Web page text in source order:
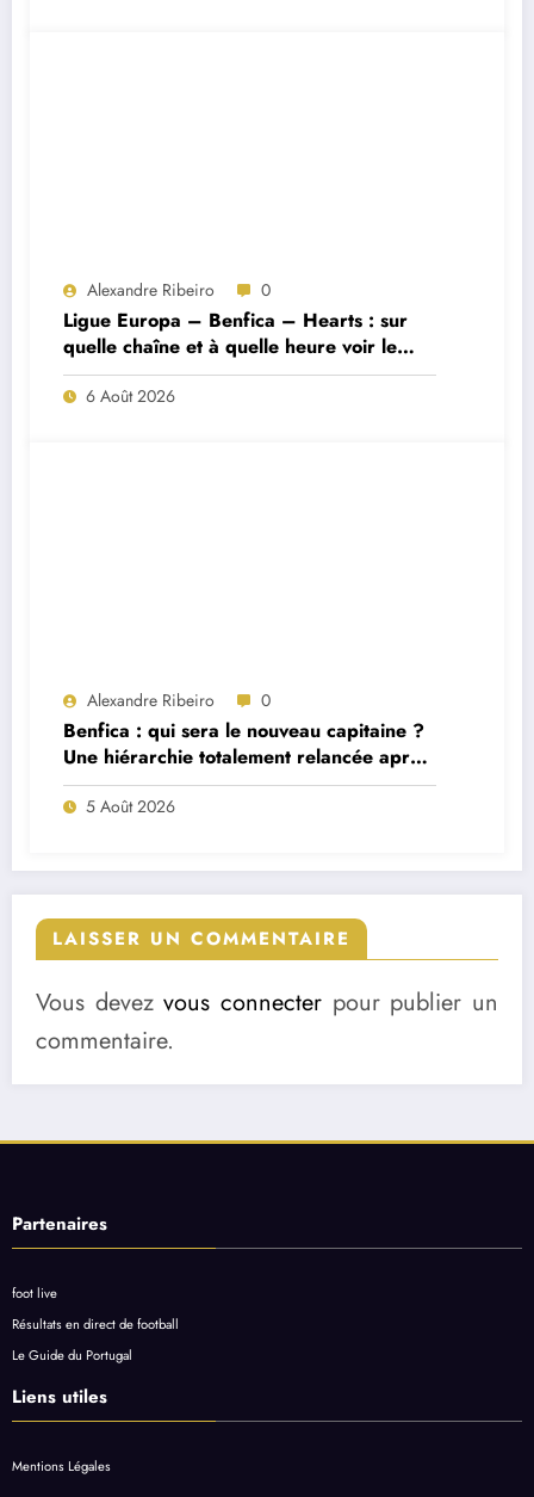
Alexandre Ribeiro 0
Ligue Europa – Benfica – Hearts : sur
quelle chaîne et à quelle heure voir le
match ?
6 Août 2026
Alexandre Ribeiro 0
Benfica : qui sera le nouveau capitaine ?
Une hiérarchie totalement relancée après
deux départs majeurs
5 Août 2026
LAISSER UN COMMENTAIRE
Vous devezvous connecter pour publier un
commentaire.
Partenaires
foot live
Résultats en direct de football
Le Guide du Portugal
Liens utiles
Mentions Légales